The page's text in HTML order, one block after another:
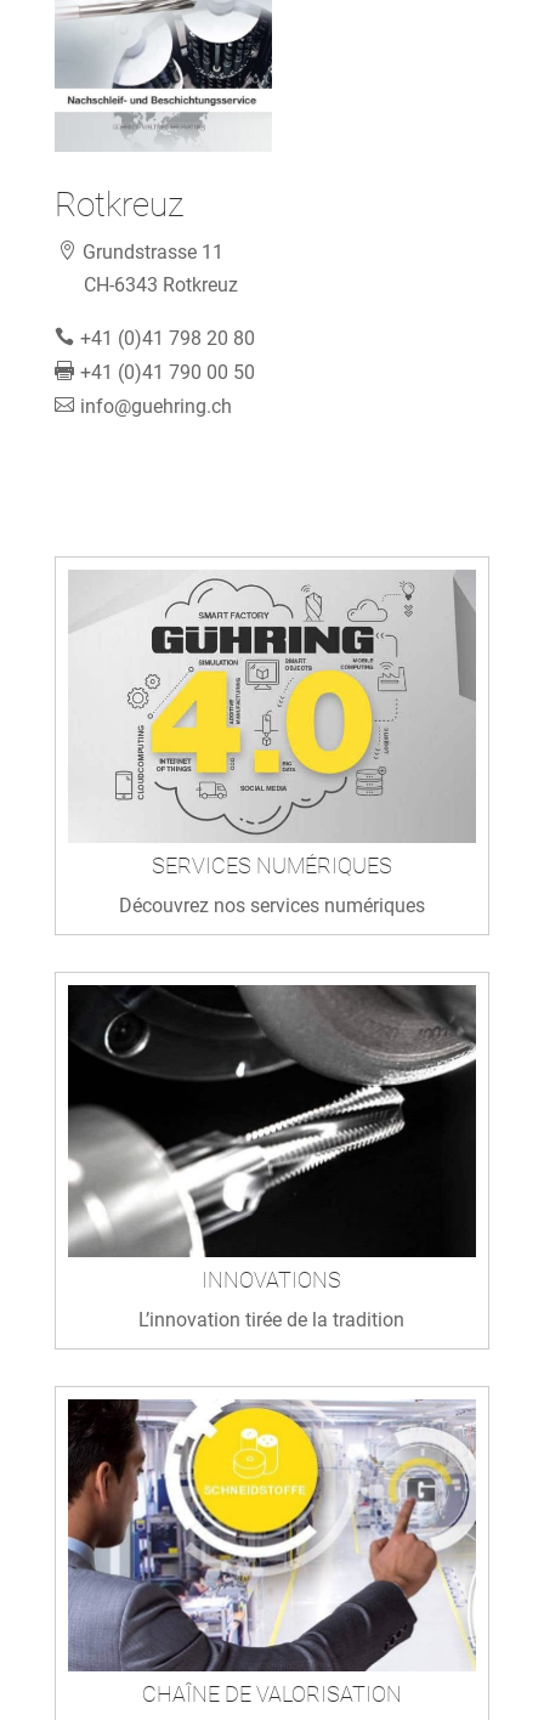
Rotkreuz
Grundstrasse 11
CH-6343 Rotkreuz
+41 (0)41 798 20 80
+41 (0)41 790 00 50
info@guehring.ch
SERVICES NUMÉRIQUES
Découvrez nos services numériques
INNOVATIONS
L’innovation tirée de la tradition
CHAÎNE DE VALORISATION